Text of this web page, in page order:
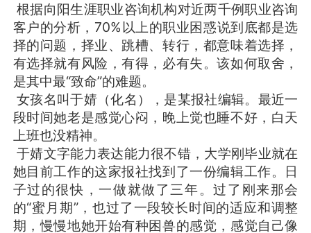
根据向阳生涯职业咨询机构对近两千例职业咨询
客户的分析，70%以上的职业困惑说到底都是选
择的问题，择业、跳槽、转行，都意味着选择，
有选择就有风险，有得，必有失。该如何取舍，
是其中最“致命”的难题。
女孩名叫于婧（化名），是某报社编辑。最近一
段时间她老是感觉心闷，晚上觉也睡不好，白天
上班也没精神。
于婧文字能力表达能力很不错，大学刚毕业就在
她目前工作的这家报社找到了一份编辑工作。日
子过的很快，一做就做了三年。过了刚来那会
的“蜜月期”，也过了一段较长时间的适应和调整
期，慢慢地她开始有种困兽的感觉，感觉自己像